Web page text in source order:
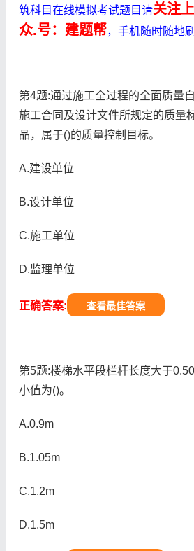
筑科目在线模拟考试题目请关注
众.号：建题帮，手机随时随地
第4题:通过施工全过程的全面质量
施工合同及设计文件所规定的质量
品，属于()的质量控制目标。
A.建设单位
B.设计单位
C.施工单位
D.监理单位
正确答案: 查看最佳答案
第5题:楼梯水平段栏杆长度大于
小值为()。
A.0.9m
B.1.05m
C.1.2m
D.1.5m